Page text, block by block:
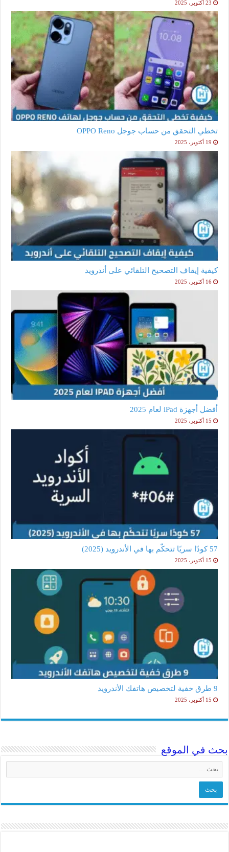
23 أكتوبر، 2025
تخطي التحقق من حساب جوجل OPPO Reno
19 أكتوبر، 2025
كيفية إيقاف التصحيح التلقائي على أندرويد
16 أكتوبر، 2025
أفضل أجهزة iPad لعام 2025
15 أكتوبر، 2025
57 كودًا سريًا تتحكّم بها في الأندرويد (2025)
15 أكتوبر، 2025
9 طرق خفية لتخصيص هاتفك الأندرويد
15 أكتوبر، 2025
بحث في الموقع